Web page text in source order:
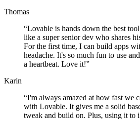
Thomas
“Lovable is hands down the best
like a super senior dev who shares
For the first time, I can build apps
headache. It's so much fun to use
a heartbeat. Love it!”
Karin
“I'm always amazed at how fast we
with Lovable. It gives me a solid
tweak and build on. Plus, using it to